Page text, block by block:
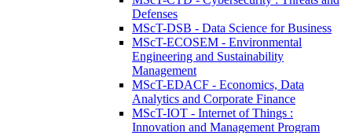
Defenses
MScT-DSB - Data Science for Business
MScT-ECOSEM - Environmental
Engineering and Sustainability
Management
MScT-EDACF - Economics, Data
Analytics and Corporate Finance
MScT-IOT - Internet of Things :
Innovation and Management Program